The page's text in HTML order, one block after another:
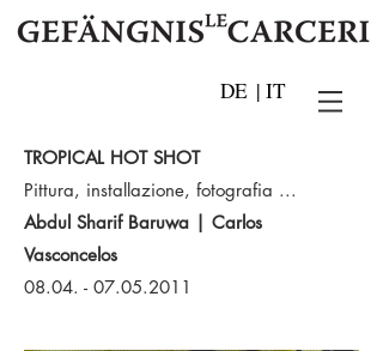
IT
|
DE
TROPICAL HOT SHOT
Pittura, installazione, fotografia ...
Abdul Sharif Baruwa | Carlos
Vasconcelos
08.04. - 07.05.2011